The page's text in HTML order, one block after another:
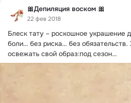
🎀Депиляция воском 🎀
22 фев 2018
Блеск тату – роскошное украшение
боли… без риска… без обязательств.
освежать свой образ׃ под сезон…